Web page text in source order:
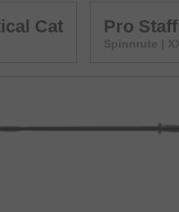
Cat Pro
Spinnrute |